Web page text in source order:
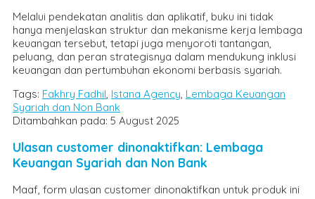
Melalui pendekatan analitis dan aplikatif, buku ini tidak
hanya menjelaskan struktur dan mekanisme kerja lembaga
keuangan tersebut, tetapi juga menyoroti tantangan,
peluang, dan peran strategisnya dalam mendukung inklusi
keuangan dan pertumbuhan ekonomi berbasis syariah.
Tags: Fakhry Fadhil Istana Agency Lembaga Keuangan
Syariah dan Non Bank
Ditambahkan pada: 5 August 2025
Ulasan customer dinonaktifkan: Lembaga
Keuangan Syariah dan Non Bank
Maaf, form ulasan customer dinonaktifkan untuk produk ini